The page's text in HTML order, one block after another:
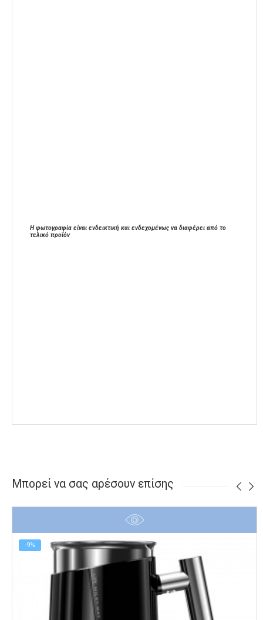
Η φωτογραφία είναι ενδεικτική και ενδεχομένως να διαφέρει από το
τελικό προϊόν
Μπορεί να σας αρέσουν επίσης
-9%